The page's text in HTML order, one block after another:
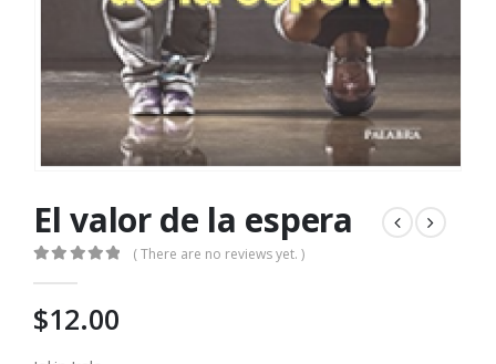
El valor de la espera
( There are no reviews yet. )
$12.00